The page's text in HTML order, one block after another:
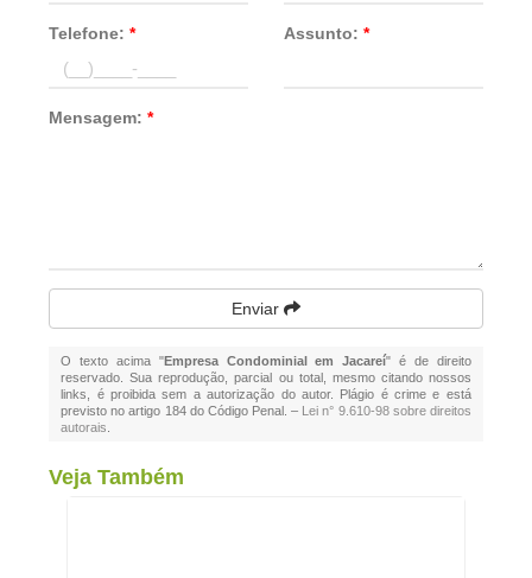
Telefone:* Assunto: *
Mensagem:*
Enviar
O texto acima "Empresa Condominial em Jacareí" é de direito
reservado. Sua reprodução, parcial ou total, mesmo citando nossos
links, é proibida sem a autorização do autor. Plágio é crime e está
previsto no artigo 184 do Código Penal. – Lei n° 9.610-98 sobre direitos
autorais
Veja Também